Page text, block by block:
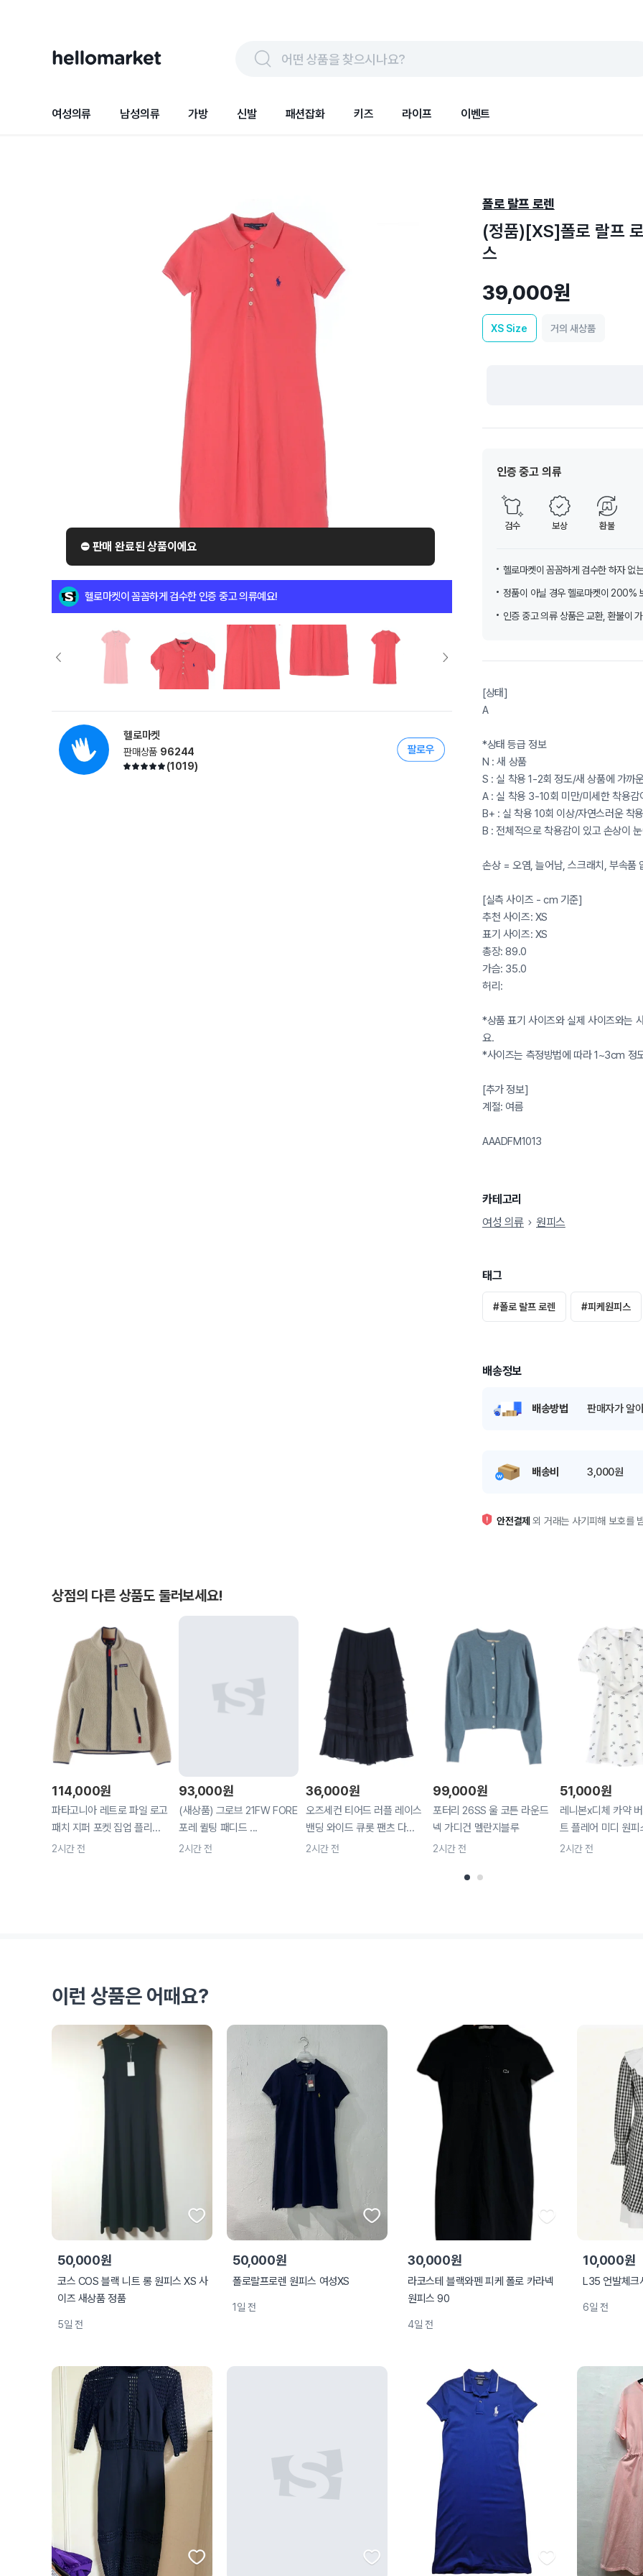
어떤 상품을 찾으시나요?
여성의류 남성의류 가방 신발 패션잡화 키즈 라이프 이벤트
⛔️ 판매 완료된 상품이에요
헬로마켓이 꼼꼼하게 검수한 인증 중고 의류예요!
헬로마켓
판매상품 96244
(1019)
폴로 랄프 로렌
(정품)[XS]폴로 랄프
스
39,000원
XS Size 거의 새상품
인증 중고 의류
검수 보상 환불
헬로마켓이 꼼꼼하게 검수한 하자 없
정품이 아닐 경우 헬로마켓이 200%
인증 중고 의류 상품은 교환, 환불이
[상태]
A
*상태 등급 정보
N : 새 상품
S : 실 착용 1-2회 정도/새 상품에 가까
A : 실 착용 3-10회 미만/미세한 착용감
B+ : 실 착용 10회 이상/자연스러운 착
B : 전체적으로 착용감이 있고 손상이
손상 = 오염, 늘어남, 스크래치, 부속품
[실측 사이즈 - cm 기준]
추천 사이즈: XS
표기 사이즈: XS
총장: 89.0
가슴: 35.0
허리:
*상품 표기 사이즈와 실제 사이즈와는
요.
*사이즈는 측정방법에 따라 1~3cm 정
[추가 정보]
계절: 여름
AAADFM1013
카테고리
여성 의류
원피스
태그
#폴로 랄프 로렌 #피케원피스
배송정보
배송방법 판매자가 알
배송비 3,000원
안전결제 외 거래는 사기피해 보호를
상점의 다른 상품도 둘러보세요!
114,000원
파타고니아 레트로 파일 로고
패치 지퍼 포켓 집업 플리...
2시간 전
93,000원
(새상품) 그로브 21FW FORE
포레 퀼팅 패디드 ...
2시간 전
36,000원
오즈세컨 티어드 러플 레이스
밴딩 와이드 큐롯 팬츠 다...
2시간 전
99,000원
포터리 26SS 울 코튼 라운드
넥 가디건 멜란지블루
2시간 전
51,000원
레니본x디체 카약
트 플레어 미디 원피
2시간 전
이런 상품은 어때요?
50,000원
코스 COS 블랙 니트 롱 원피스 XS 사
이즈 새상품 정품
5일 전
50,000원
폴로랄프로렌 원피스 여성XS
1일 전
30,000원
라코스테 블랙와펜 피케 폴로 카라넥
원피스 90
4일 전
10,000원
L35 언발체크
6일 전